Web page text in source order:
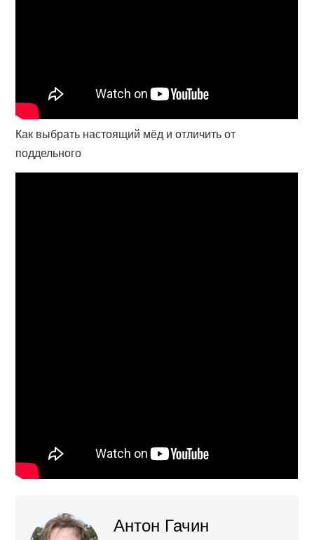
Как выбрать настоящий мёд и отличить от
поддельного
Антон Гачин